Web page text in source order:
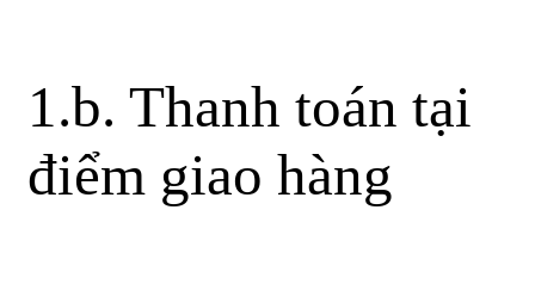
1.b. Thanh toán tại
điểm giao hàng